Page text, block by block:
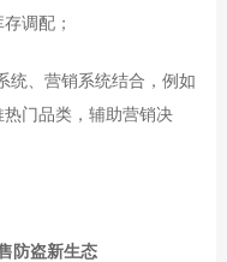
调配；
统、营销系统结合，例如
门品类，辅助营销决
防盗新生态